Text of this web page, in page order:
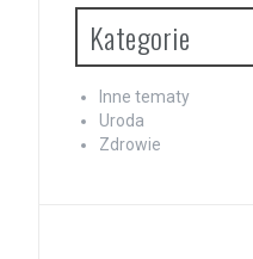
Kategorie
Inne tematy
Uroda
Zdrowie